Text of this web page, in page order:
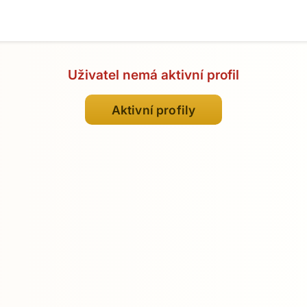
Uživatel nemá aktivní profil
Aktivní profily